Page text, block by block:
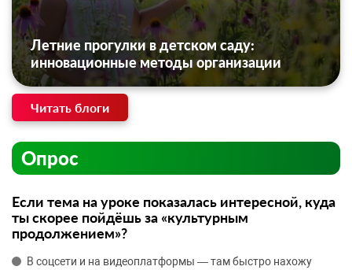
Летние прогулки в детском саду:
инновационные методы организации
Читать блоги
Опрос
Если тема на уроке показалась интересной, куда
ты скорее пойдёшь за «культурным
продолжением»?
В соцсети и на видеоплатформы — там быстро нахожу